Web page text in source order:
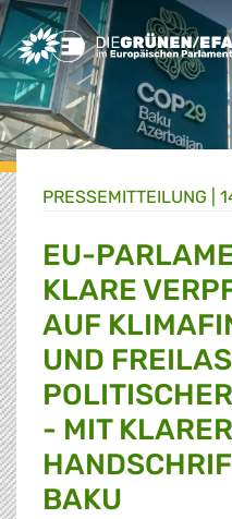
Greens/EFA Home
PRESSE­MITTEILUNG
EU-
KLARE
AUF
UND
- MIT
BAKU